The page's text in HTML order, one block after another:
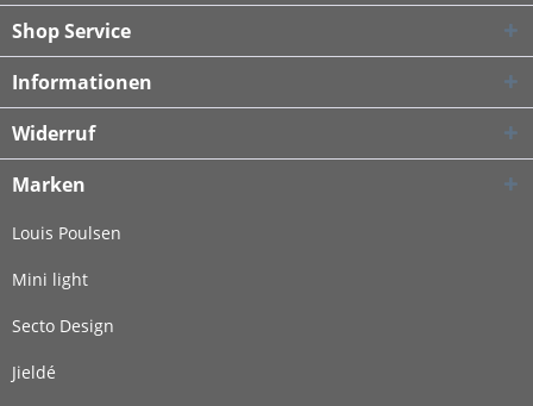
Shop Service
Informationen
Widerruf
Marken
Louis Poulsen
Mini light
Secto Design
Jieldé